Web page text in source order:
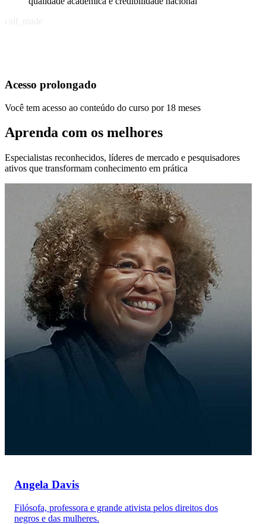
Acesso prolongado
Você tem acesso ao conteúdo do curso por 18 meses
Aprenda com os melhores
Especialistas reconhecidos, líderes de mercado e pesquisadores
ativos que transformam conhecimento em prática
Angela Davis
Filósofa, professora e grande ativista pelos direitos dos
negros e das mulheres.